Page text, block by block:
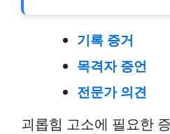
기록 증거
목격자 증언
전문가 의견
괴롭힘 고소에 필요한